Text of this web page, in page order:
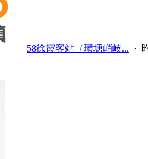
58徐霞客站（璜塘峭岐... ·